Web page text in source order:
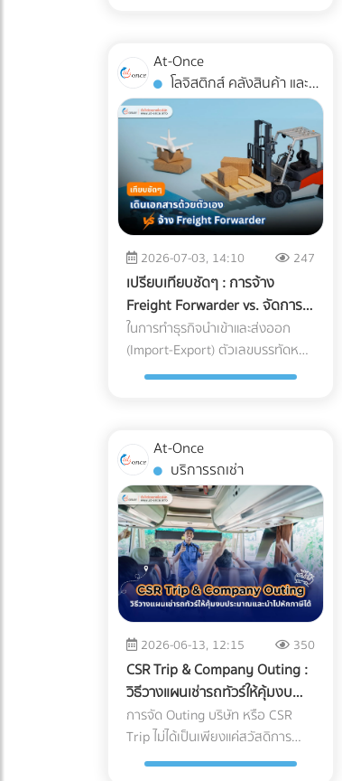
กำลังจับตามอง คำถามคือ... การ
ลงทุนระบบนี้ "คุ้มทุน" จริงหรือไม่?
บทความนี้จะพาคุณไปเจาะลึกทุกมิติ
ครับ "ต้นทุนแฝง" เมื่อเครื่องจักร
สะดุด ที่บิลค่าไฟไม่ได้บอกคุณ ก่อน
จะตอบว่าแบตเตอรี่คุ้มไหม เราต้อง
ประเมิน "ความสูญเสีย" ที่แท้จริง
เวลาโรงงานไฟดับกันก่อนครับ ซึ่ง
มักจะประกอบไปด้วย 3 ประเด็นที่
รบกวนใจผู้บริหารหลายคน: วัตถุดิบ
ที่ต้องเททิ้ง (Wasted Raw
Materials): สำหรับโรงงาน
พลาสติก อาหาร หรือเคมีภัณฑ์
หากความร้อนตกหรือสายพานหยุด
กะทันหัน วัตถุดิบที่ค้างอยู่ใน
เครื่องจักรจะเสียหายและกลายเป็น
Restart Time): ไฟดับ 15 นาที ไม่ได้
แปลว่ากลับมาผลิตต่อได้ในนาทีที่
16 เครื่องจักรขนาดใหญ่ CNC หรือ
เตาอบ ต้องใช้เวลาวอร์มอัปและตั้ง
ค่าพารามิเตอร์ใหม่ ซึ่งอาจกินเวลา
เป็นชั่วโมง ค่าปรับและความเชื่อมั่น
(Penalties & Reputation): การ
สะดุดของแผนการผลิตนำไปสู่การ
ส่งมอบสินค้าล่าช้า (Late Delivery)
ซึ่งอาจโดนลูกค้ารายใหญ่ปรับ หรือ
ร้ายแรงที่สุดคือถูกตัดออกจาก
Supply Chain นวัตกรรมเปลี่ยน
เกม: Solar Hybrid + Industrial
ESS ทำงานอย่างไร? ระบบนี้คือการ
รวมร่างกันระหว่าง แผงโซลาร์เซลล์
(ผลิตไฟ) + อินเวอร์เตอร์แบบไฮบริด
checking) การแต่งบัญชี หรือหลบ
เลี่ยงภาษีด้วยวิธีเดิมๆ กลายเป็น
ความเสี่ยงระดับวิกฤตที่อาจทำให้
บริษัทโดนภาษีย้อนหลังจนล้มละลาย
ได้ หากธุรกิจของคุณยังมี
พฤติกรรมทางการเงินแบบนี้อยู่ นี่
คือ 5 สัญญาณอันตรายที่ AI ของ
สรรพากรจะจัดว่าบริษัทคุณเป็น
ข้อมูล e-Tax ไม่ตรงกับ Statement
ธนาคาร AI สามารถดึงข้อมูลความ
เคลื่อนไหวของบัญชีธนาคาร (ที่เข้า
เกณฑ์รายงาน) มาจับคู่กับรายได้ที่
คุณสำแดงผ่านระบบ e-Tax Invoice
และ e-Withholding Tax หากมีเงิน
เรี่ยดิน ระบบจะตีธงแดงทันที 2.
ขาดทุนสะสมติดต่อกัน... แต่เจ้าของ
รวยขึ้น บริษัทแจ้งงบการเงินว่า
"ขาดทุน" หรือ "กำไรน้อยมาก" ต่อ
เนื่อง 3-5 ปี แต่กรรมการบริษัทกลับ
มีการซื้อทรัพย์สินขนาดใหญ่ เช่น รถ
สปอร์ต อสังหาริมทรัพย์ หรือมีการ
โอนเงินออกไปยังบัญชีส่วนตัวบ่อย
ครั้ง AI จะประเมินว่านี่คือการโยกเงิน
บริษัท (Siphoning) หรือการปกปิด
รายได้ 3. สินค้าคงเหลือ
(Inventory) ในงบ ไม่สอดคล้องกับ
ความเป็นจริง นี่คือจุดตายของธุรกิจ
ซื้อมาขายไป หากยอดขายของคุณ
น้อย แต่การสั่งซื้อวัตถุดิบหรือนำเข้า
สินค้ามีปริมาณมหาศาลจน "สต็อก
At-Once
การจัดส่ง
2026-07-03, 14:10 247
เปรียบเทียบชัดๆ : การจ้าง
Freight Forwarder vs. จัดการ
เอกสาร "พิกัดศุลกากรและเอกสาร
นำเข้า-ส่งออก" ด้วยตัวเอง
ในการทำธุรกิจนำเข้าและส่งออก
(Import-Export) ตัวเลขบรรทัดหนึ่ง
ที่ฝ่ายจัดซื้อและเจ้าของกิจการมักจะ
Forwarder" หลายองค์กรมีความ
เชื่อว่า การจัดการจองเรือและเดิน
พิธีการศุลกากรด้วยตัวเองเป็น
เพียงงานเอกสาร (Paperwork)
ทั่วไปที่ใครๆ ก็ทำได้ แต่ในความเป็น
จริง โลกของการค้าระหว่างประเทศ
ถูกผูกมัดด้วยกฎหมายและข้อบังคับ
ที่ซับซ้อน การพยายามประหยัดงบ
หลักพันในการจ้างผู้เชี่ยวชาญ อาจ
นำไปสู่ "ต้นทุนแฝงและค่าปรับหลัก
ล้าน" ที่สามารถทำให้ธุรกิจสะดุด
จนถึงขั้นวิกฤตได้ นี่คือบทเรียนราคา
แพงและความเสี่ยงระดับโครงสร้าง ที่
ธุรกิจต้องแบกรับเมื่อตัดสินใจ
จัดการเอกสารและพิกัดศุลกากรด้วย
At-Once
บริการรถเช่า
2026-06-13, 12:15 350
CSR Trip & Company Outing :
วิธีวางแผนเช่ารถทัวร์ให้คุ้มงบ
ประมาณและนำไปหักภาษีได้
การจัด Outing บริษัท หรือ CSR
Trip ไม่ได้เป็นเพียงแค่สวัสดิการ
พนักงานที่ ฝ่ายทรัพยากรบุคคล